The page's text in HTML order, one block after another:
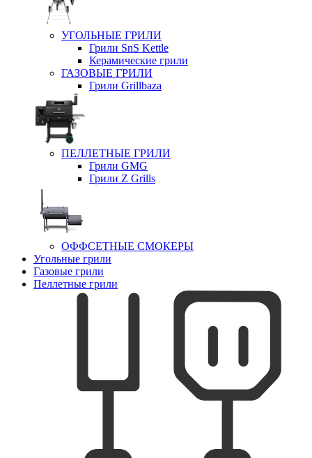
УГОЛЬНЫЕ ГРИЛИ
Грили SnS Kettle
Керамические грили
ГАЗОВЫЕ ГРИЛИ
Грили Grillbaza
ПЕЛЛЕТНЫЕ ГРИЛИ
Грили GMG
Грили Z Grills
ОФФСЕТНЫЕ СМОКЕРЫ
Угольные грили
Газовые грили
Пеллетные грили